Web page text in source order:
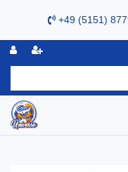
+49 (5151)